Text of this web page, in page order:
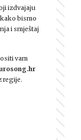
izdvajaju
bismo
i smještaj
vam
regije.